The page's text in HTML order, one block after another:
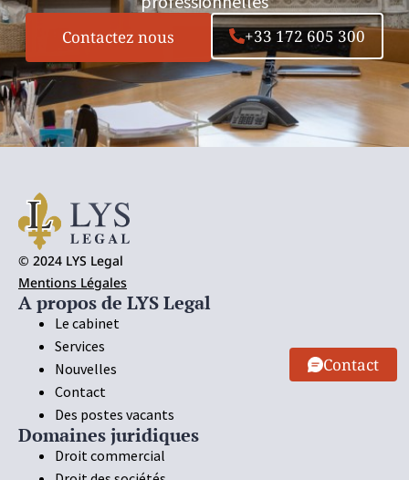
Contact
Contactez nous +33 172 605 300
© 2024 LYS Legal
Mentions Légales
A propos de LYS Legal
Le cabinet
Services
Nouvelles
Contact
Des postes vacants
Domaines juridiques
Droit commercial